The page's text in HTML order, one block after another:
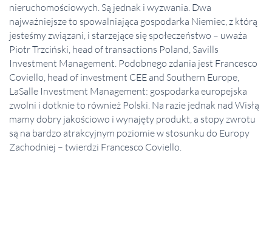
nieruchomościowych. Są jednak i wyzwania. Dwa
najważniejsze to spowalniająca gospodarka Niemiec, z którą
jesteśmy związani, i starzejące się społeczeństwo – uważa
Piotr Trzciński, head of transactions Poland, Savills
Investment Management. Podobnego zdania jest Francesco
Coviello, head of investment CEE and Southern Europe,
LaSalle Investment Management: gospodarka europejska
zwolni i dotknie to również Polski. Na razie jednak nad Wisłą
mamy dobry jakościowo i wynajęty produkt, a stopy zwrotu
są na bardzo atrakcyjnym poziomie w stosunku do Europy
Zachodniej – twierdzi Francesco Coviello.